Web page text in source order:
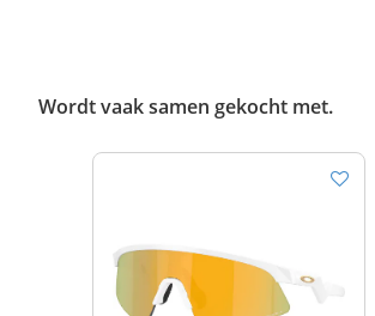
Wordt vaak samen gekocht met.